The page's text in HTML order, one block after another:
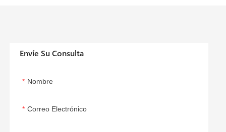
Envíe Su Consulta
Nombre
Correo Electrónico